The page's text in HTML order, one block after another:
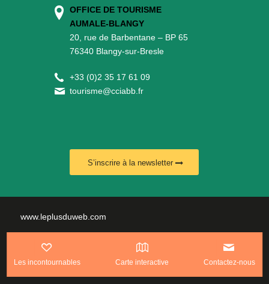
Les incontournables Carte interactive Contactez-nous
OFFICE DE TOURISME
AUMALE-BLANGY
20, rue de Barbentane – BP 65
76340 Blangy-sur-Bresle
+33 (0)2 35 17 61 09
tourisme@cciabb.fr
S’inscrire à la newsletter
www.leplusduweb.com
Plan du site